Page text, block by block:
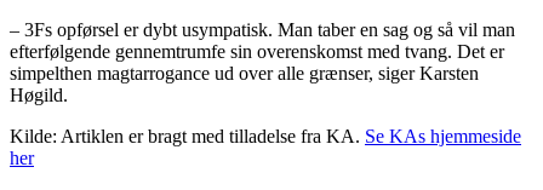
– 3Fs opførsel er dybt usympatisk. Man taber en sag og så vil man
efterfølgende gennemtrumfe sin overenskomst med tvang. Det er
simpelthen magtarrogance ud over alle grænser, siger Karsten
Høgild.
Kilde: Artiklen er bragt med tilladelse fra KA. Se KAs hjemmeside
her